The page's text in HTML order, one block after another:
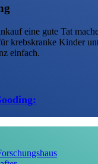
eine gute Tat
krebskranke Kinder
einfach.